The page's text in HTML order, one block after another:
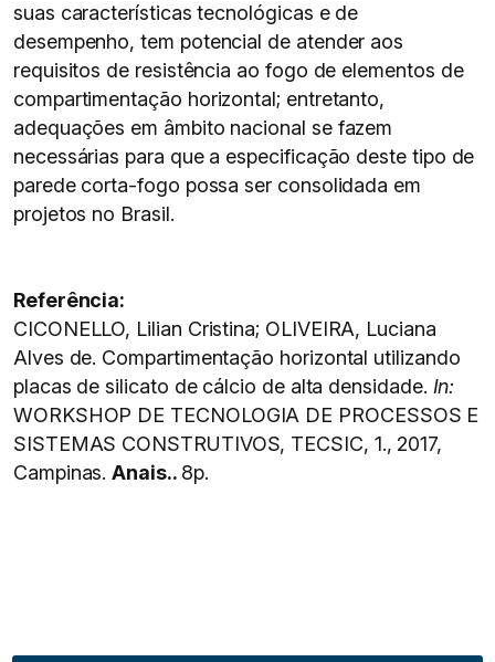
suas características tecnológicas e de
desempenho, tem potencial de atender aos
requisitos de resistência ao fogo de elementos de
compartimentação horizontal; entretanto,
adequações em âmbito nacional se fazem
necessárias para que a especificação deste tipo de
parede corta-fogo possa ser consolidada em
projetos no Brasil.
Referência:
CICONELLO, Lilian Cristina; OLIVEIRA, Luciana
Alves de. Compartimentação horizontal utilizando
placas de silicato de cálcio de alta densidade. In:
WORKSHOP DE TECNOLOGIA DE PROCESSOS E
SISTEMAS CONSTRUTIVOS, TECSIC, 1., 2017,
Campinas.Anais.. 8p.